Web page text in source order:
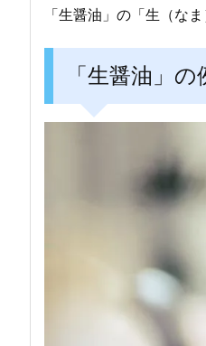
「生醤油」の「生（な
「生醤油」